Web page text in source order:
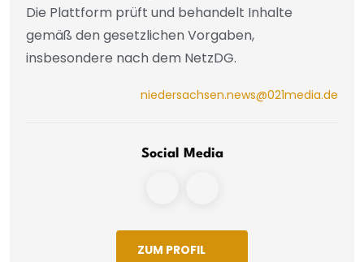
Die Plattform prüft und behandelt Inhalte
gemäß den gesetzlichen Vorgaben,
insbesondere nach dem NetzDG.
niedersachsen.news@021media.de
Social Media
ZUM PROFIL